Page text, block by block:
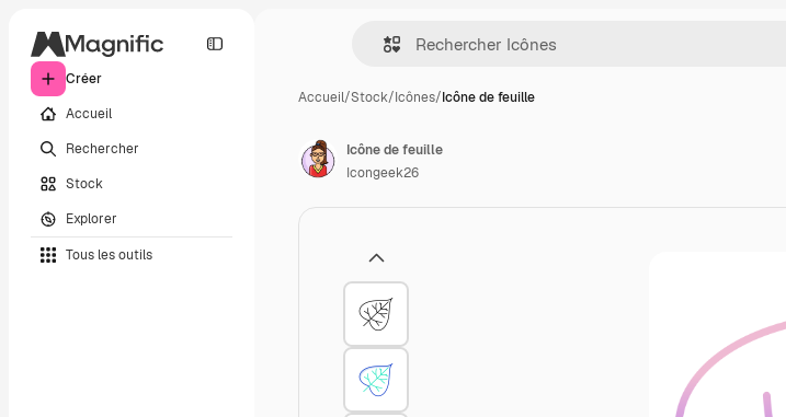
Créer
Accueil
Rechercher
Stock
Explorer
Tous les outils
Accueil/Stock/Icônes/Icône de feuille
Icône de feuille
Icongeek26